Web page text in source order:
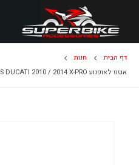
דף הבית
חנות
אגזוז לאופנוע MULTISTRADA 1200 / 1200S DUCATI 2010 / 2014 X-PRO